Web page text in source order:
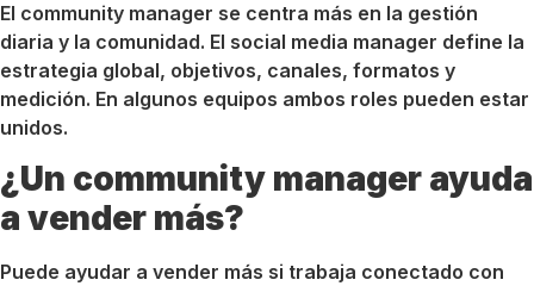
El community manager se centra más en la gestión
diaria y la comunidad. El social media manager define la
estrategia global, objetivos, canales, formatos y
medición. En algunos equipos ambos roles pueden estar
unidos.
¿Un community manager ayuda
a vender más?
Puede ayudar a vender más si trabaja conectado con